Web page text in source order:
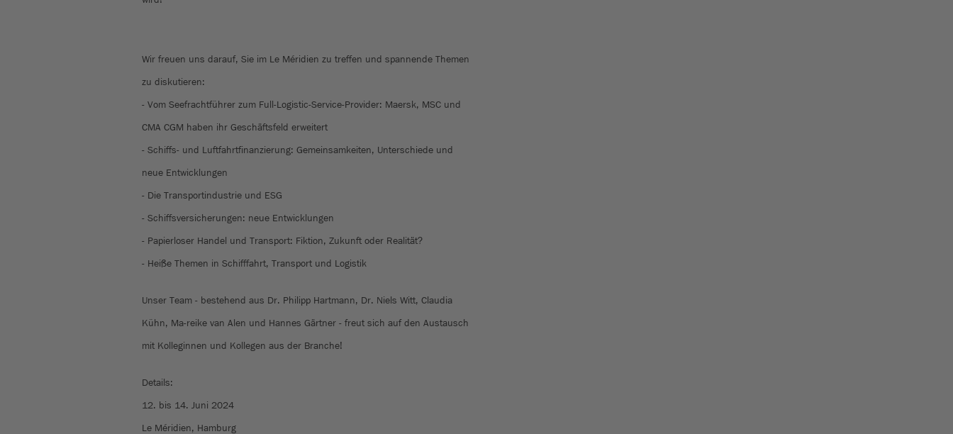
Wir freuen uns darauf, Sie im Le Méridien zu treffen und spannende Themen
zu diskutieren:
- Vom Seefrachtführer zum Full-Logistic-Service-Provider: Maersk, MSC und
CMA CGM haben ihr Geschäftsfeld erweitert
- Schiffs- und Luftfahrtfinanzierung: Gemeinsamkeiten, Unterschiede und
neue Entwicklungen
- Die Transportindustrie und ESG
- Schiffsversicherungen: neue Entwicklungen
- Papierloser Handel und Transport: Fiktion, Zukunft oder Realität?
- Heiße Themen in Schifffahrt, Transport und Logistik
Unser Team - bestehend aus Dr. Philipp Hartmann, Dr. Niels Witt, Claudia
Kühn, Ma-reike van Alen und Hannes Gärtner - freut sich auf den Austausch
mit Kolleginnen und Kollegen aus der Branche!
Details:
12. bis 14. Juni 2024
Le Méridien, Hamburg